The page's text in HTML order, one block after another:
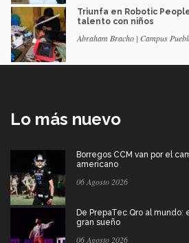
Triunfa en Robotic
talento con niños
Abraham Bracho | Campus
Lo más nuevo
Borregos CCM van por el
americano
06 Agosto 2026
De PrepaTec Qro al
gran sueño
06 Agosto 2026